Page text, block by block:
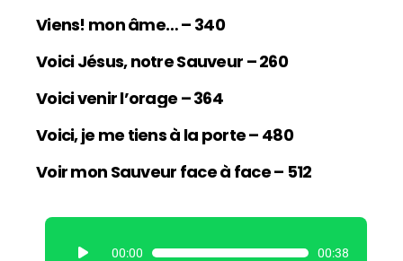
Viens! mon âme… – 340
Voici Jésus, notre Sauveur – 260
Voici venir l’orage – 364
Voici, je me tiens à la porte – 480
Voir mon Sauveur face à face – 512
00:00 00:38